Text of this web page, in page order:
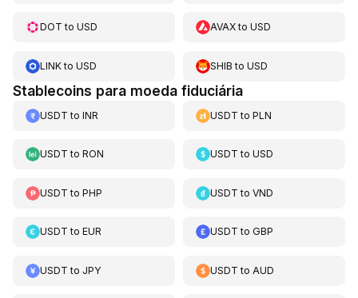
DOT to USD AVAXtoUSD
LINKto USD SHIB toUSD
Stablecoins para moeda fiduciária
USDT to INR USDT toPLN
USDT to RON USDT toUSD
USDT to PHP USDT toVND
USDT to EUR USDT toGBP
USDT to JPY USDT to AUD